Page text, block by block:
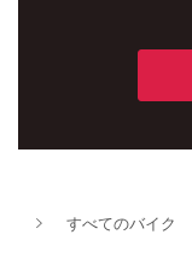
すべてのバイク
新車